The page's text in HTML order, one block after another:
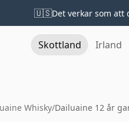
🇺🇸Det verkar som att
Skottland Irland
Whisky/Dailuaine 12 år